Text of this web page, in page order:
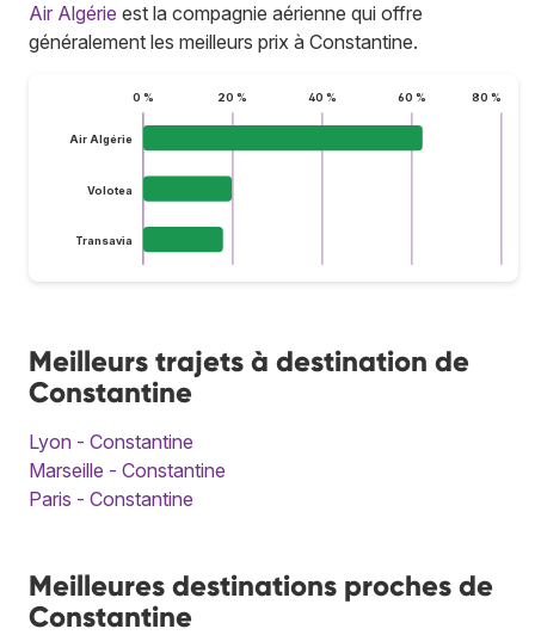
Air Algérie est la compagnie aérienne qui offre
généralement les meilleurs prix à Constantine.
0 % 20 % 40 % 60 % 80 %
Air Algérie
Volotea
Transavia
Meilleurs trajets à destination de
Constantine
Lyon - Constantine
Marseille - Constantine
Paris - Constantine
Meilleures destinations proches de
Constantine